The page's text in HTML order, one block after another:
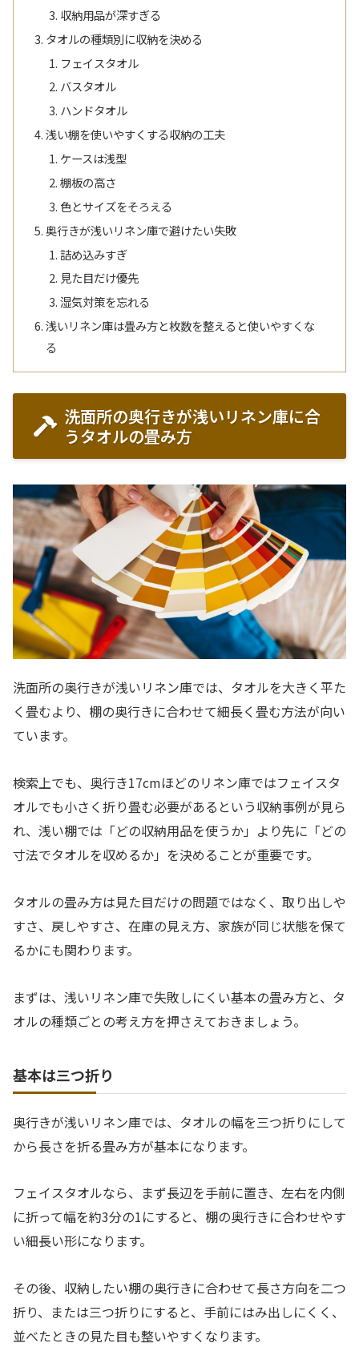
収納用品が深すぎる
タオルの種類別に収納を決める
フェイスタオル
バスタオル
ハンドタオル
浅い棚を使いやすくする収納の工夫
ケースは浅型
棚板の高さ
色とサイズをそろえる
奥行きが浅いリネン庫で避けたい失敗
詰め込みすぎ
見た目だけ優先
湿気対策を忘れる
浅いリネン庫は畳み方と枚数を整えると使いやすくな
る
洗面所の奥行きが浅いリネン庫に合
うタオルの畳み方
洗面所の奥行きが浅いリネン庫では、タオルを大きく平た
く畳むより、棚の奥行きに合わせて細長く畳む方法が向い
ています。
検索上でも、奥行き17cmほどのリネン庫ではフェイスタ
オルでも小さく折り畳む必要があるという収納事例が見ら
れ、浅い棚では「どの収納用品を使うか」より先に「どの
寸法でタオルを収めるか」を決めることが重要です。
タオルの畳み方は見た目だけの問題ではなく、取り出しや
すさ、戻しやすさ、在庫の見え方、家族が同じ状態を保て
るかにも関わります。
まずは、浅いリネン庫で失敗しにくい基本の畳み方と、タ
オルの種類ごとの考え方を押さえておきましょう。
基本は三つ折り
奥行きが浅いリネン庫では、タオルの幅を三つ折りにして
から長さを折る畳み方が基本になります。
フェイスタオルなら、まず長辺を手前に置き、左右を内側
に折って幅を約3分の1にすると、棚の奥行きに合わせやす
い細長い形になります。
その後、収納したい棚の奥行きに合わせて長さ方向を二つ
折り、または三つ折りにすると、手前にはみ出しにくく、
並べたときの見た目も整いやすくなります。